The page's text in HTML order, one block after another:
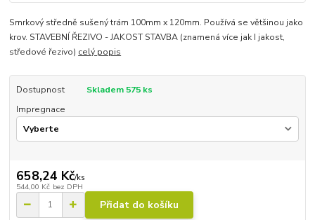
Smrkový středně sušený trám 100mm x 120mm. Používá se většinou jako
krov. STAVEBNÍ ŘEZIVO - JAKOST STAVBA (znamená více jak I jakost,
středové řezivo) celý popis
Dostupnost
Skladem 575 ks
Impregnace
658,24 Kč/ks
544,00 Kč bez DPH
Přidat do košíku